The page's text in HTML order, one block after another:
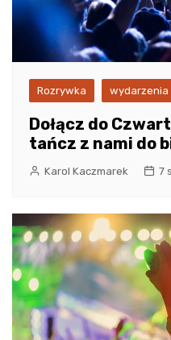
Rozrywka wydarzenia
Dołącz do
tańcz z nami do
Karol Kaczmarek 7